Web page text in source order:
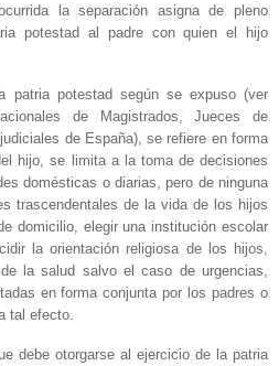
la separación asigna de pleno
potestad al padre con quien el hijo
patria potestad según se expuso (ver
de Magistrados, Jueces de
de España), se refiere en forma
hijo, se limita a la toma de decisiones
domésticas o diarias, pero de ninguna
trascendentales de la vida de los hijos
domicilio, elegir una institución escolar
la orientación religiosa de los hijos,
la salud salvo el caso de urgencias,
en forma conjunta por los padres o
tal efecto.
debe otorgarse al ejercicio de la patria